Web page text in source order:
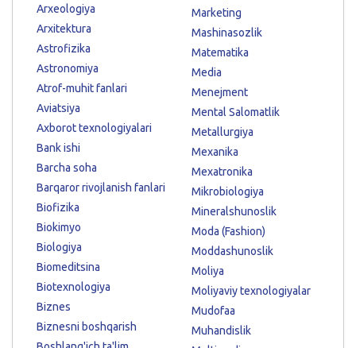
Arxeologiya
Arxitektura
Astrofizika
Astronomiya
Atrof-muhit fanlari
Aviatsiya
Axborot texnologiyalari
Bank ishi
Barcha soha
Barqaror rivojlanish fanlari
Biofizika
Biokimyo
Biologiya
Biomeditsina
Biotexnologiya
Biznes
Biznesni boshqarish
Marketing
Mashinasozlik
Matematika
Media
Menejment
Mental Salomatlik
Metallurgiya
Mexanika
Mexatronika
Mikrobiologiya
Mineralshunoslik
Moda (Fashion)
Moddashunoslik
Moliya
Moliyaviy texnologiyalar
Mudofaa
Muhandislik